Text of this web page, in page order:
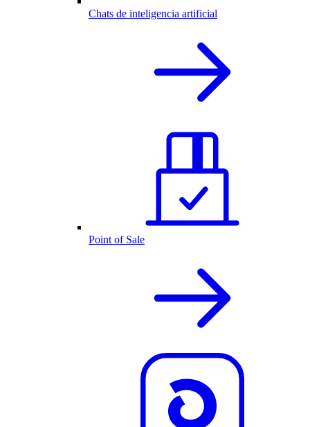
Chats de inteligencia artificial
Point of Sale